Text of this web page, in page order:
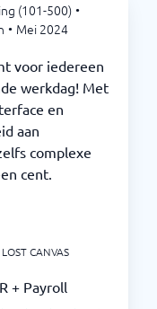
(101-500) •
• Mei 2024
voor iedereen
werkdag! Met
en
aan
complexe
cent.
CANVAS
+ Payroll